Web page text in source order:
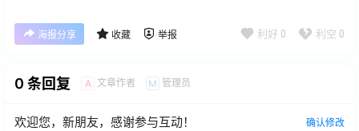
海报分享 收藏 举报 利好 0 利空 0
0 条回复 A 文章作者 M 管理员
欢迎您，新朋友，感谢参与互动！ 确认修改